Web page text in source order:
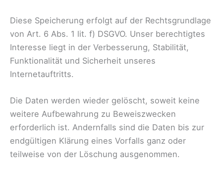
Diese Speicherung erfolgt auf der Rechtsgrundlage
von Art. 6 Abs. 1 lit. f) DSGVO. Unser berechtigtes
Interesse liegt in der Verbesserung, Stabilität,
Funktionalität und Sicherheit unseres
Internetauftritts.
Die Daten werden wieder gelöscht, soweit keine
weitere Aufbewahrung zu Beweiszwecken
erforderlich ist. Andernfalls sind die Daten bis zur
endgültigen Klärung eines Vorfalls ganz oder
teilweise von der Löschung ausgenommen.